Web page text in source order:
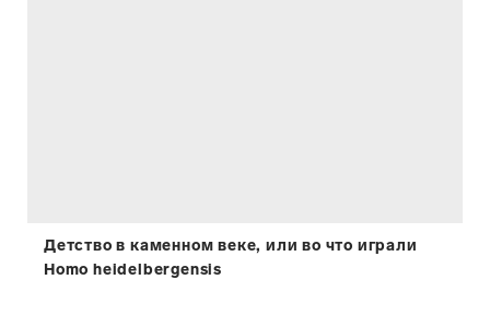
Детство в каменном веке, или во что играли
Homo heidelbergensis